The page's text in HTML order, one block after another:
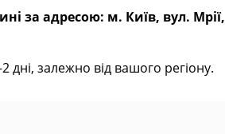
за адресою: м. Київ, вул. Мрії,
залежно від вашого регіону.